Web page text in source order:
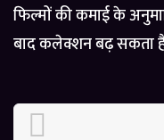
फिल्मों की कमाई के
बाद कलेक्शन बढ़ सकता